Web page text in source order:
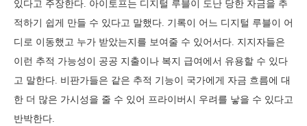
있다고 주장한다. 아이토프는 디지털 루블이 도난 당한 자금을 추
적하기 쉽게 만들 수 있다고 말했다. 기록이 어느 디지털 루블이 어
디로 이동했고 누가 받았는지를 보여줄 수 있어서다. 지지자들은
이런 추적 가능성이 공공 지출이나 복지 급여에서 유용할 수 있다
고 말한다. 비판가들은 같은 추적 기능이 국가에게 자금 흐름에 대
한 더 많은 가시성을 줄 수 있어 프라이버시 우려를 낳을 수 있다고
반박한다.